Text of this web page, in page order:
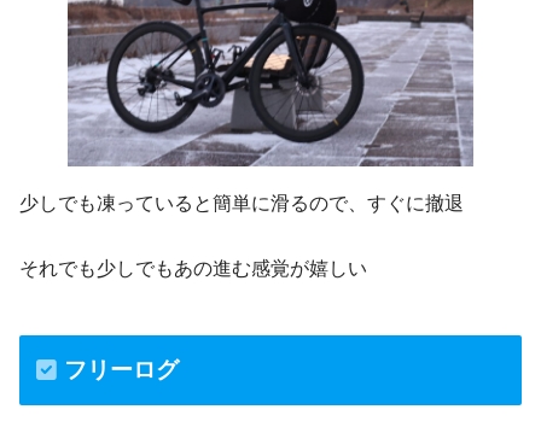
少しでも凍っていると簡単に滑るので、すぐに撤退
それでも少しでもあの進む感覚が嬉しい
フリーログ